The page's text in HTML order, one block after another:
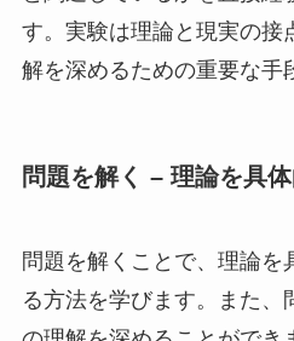
す。実験は理論と現実の接
解を深めるための重要な手
問題を解く – 理論を具
問題を解くことで、理論を
る方法を学びます。また、